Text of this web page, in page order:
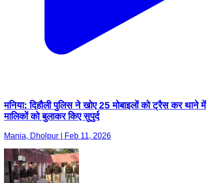
मनिया: दिहौली पुलिस ने खोए 25 मोबाइलों को ट्रैस कर थाने में
मालिकों को बुलाकर किए सुपुर्द
Mania, Dholpur | Feb 11, 2026